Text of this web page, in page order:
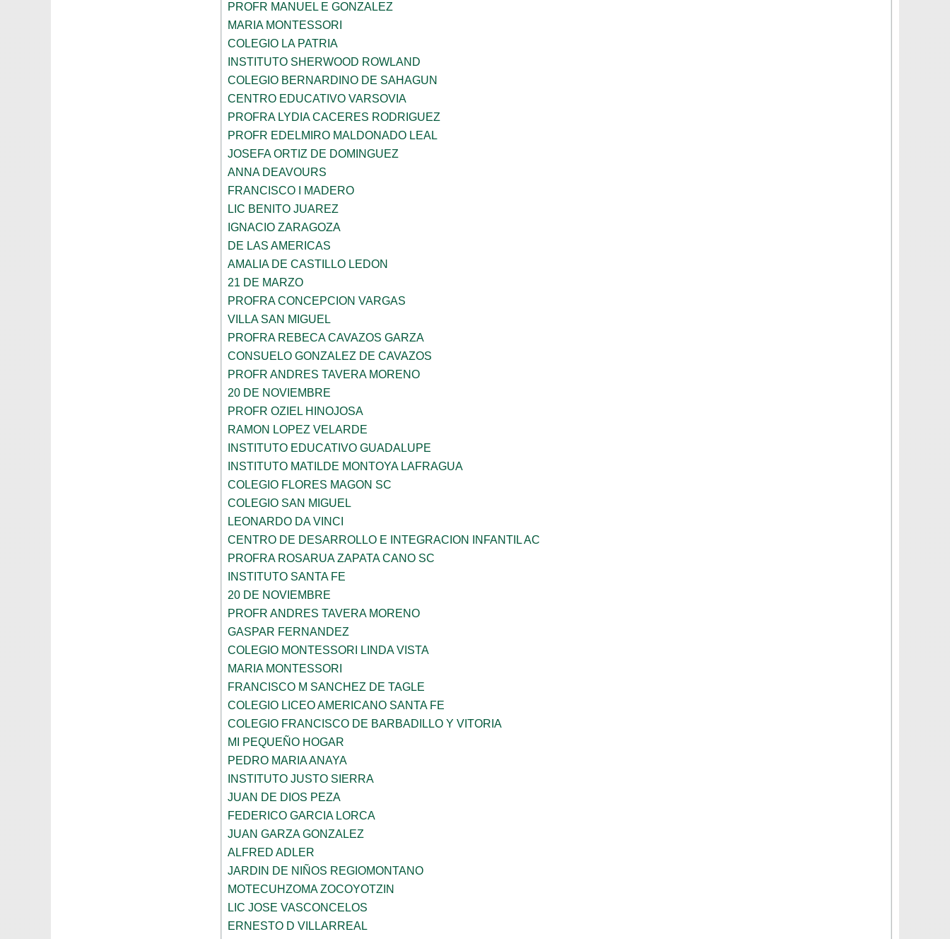
PROFR MANUEL E GONZALEZ
MARIA MONTESSORI
COLEGIO LA PATRIA
INSTITUTO SHERWOOD ROWLAND
COLEGIO BERNARDINO DE SAHAGUN
CENTRO EDUCATIVO VARSOVIA
PROFRA LYDIA CACERES RODRIGUEZ
PROFR EDELMIRO MALDONADO LEAL
JOSEFA ORTIZ DE DOMINGUEZ
ANNA DEAVOURS
FRANCISCO I MADERO
LIC BENITO JUAREZ
IGNACIO ZARAGOZA
DE LAS AMERICAS
AMALIA DE CASTILLO LEDON
21 DE MARZO
PROFRA CONCEPCION VARGAS
VILLA SAN MIGUEL
PROFRA REBECA CAVAZOS GARZA
CONSUELO GONZALEZ DE CAVAZOS
PROFR ANDRES TAVERA MORENO
20 DE NOVIEMBRE
PROFR OZIEL HINOJOSA
RAMON LOPEZ VELARDE
INSTITUTO EDUCATIVO GUADALUPE
INSTITUTO MATILDE MONTOYA LAFRAGUA
COLEGIO FLORES MAGON SC
COLEGIO SAN MIGUEL
LEONARDO DA VINCI
CENTRO DE DESARROLLO E INTEGRACION INFANTIL AC
PROFRA ROSARUA ZAPATA CANO SC
INSTITUTO SANTA FE
20 DE NOVIEMBRE
PROFR ANDRES TAVERA MORENO
GASPAR FERNANDEZ
COLEGIO MONTESSORI LINDA VISTA
MARIA MONTESSORI
FRANCISCO M SANCHEZ DE TAGLE
COLEGIO LICEO AMERICANO SANTA FE
COLEGIO FRANCISCO DE BARBADILLO Y VITORIA
MI PEQUEÑO HOGAR
PEDRO MARIA ANAYA
INSTITUTO JUSTO SIERRA
JUAN DE DIOS PEZA
FEDERICO GARCIA LORCA
JUAN GARZA GONZALEZ
ALFRED ADLER
JARDIN DE NIÑOS REGIOMONTANO
MOTECUHZOMA ZOCOYOTZIN
LIC JOSE VASCONCELOS
ERNESTO D VILLARREAL